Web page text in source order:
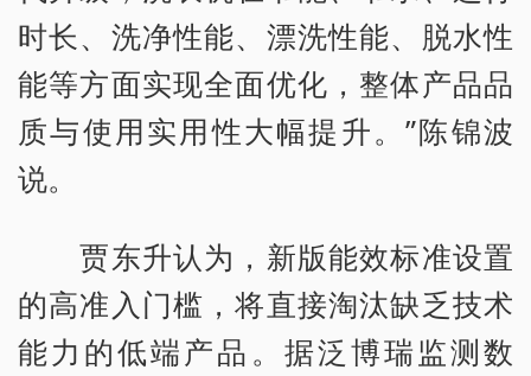
时长、洗净性能、漂洗性能、脱水性
能等方面实现全面优化，整体产品品
质与使用实用性大幅提升。”陈锦波
说。
贾东升认为，新版能效标准设置
的高准入门槛，将直接淘汰缺乏技术
能力的低端产品。据泛博瑞监测数